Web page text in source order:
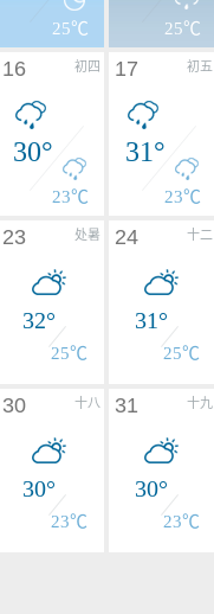
25℃ 25℃
初四
16
30°
23℃
初五
17
31°
23℃
处暑
23
32°
25℃
十二
24
31°
25℃
十八
30
30°
23℃
十九
31
30°
23℃